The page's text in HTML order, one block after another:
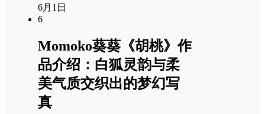
6月1日
6
Momoko葵葵《胡桃》作
品介绍：白狐灵韵与柔
美气质交织出的梦幻写
真